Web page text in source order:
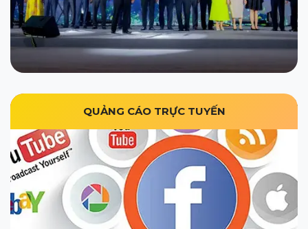
QUẢNG CÁO TRỰC TUYẾN